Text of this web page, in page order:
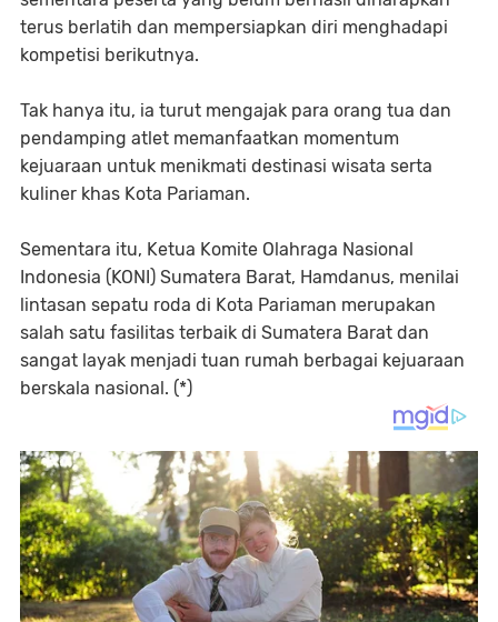
terus berlatih dan mempersiapkan diri menghadapi
kompetisi berikutnya.
Tak hanya itu, ia turut mengajak para orang tua dan
pendamping atlet memanfaatkan momentum
kejuaraan untuk menikmati destinasi wisata serta
kuliner khas Kota Pariaman.
Sementara itu, Ketua Komite Olahraga Nasional
Indonesia (KONI) Sumatera Barat, Hamdanus, menilai
lintasan sepatu roda di Kota Pariaman merupakan
salah satu fasilitas terbaik di Sumatera Barat dan
sangat layak menjadi tuan rumah berbagai kejuaraan
berskala nasional. (*)